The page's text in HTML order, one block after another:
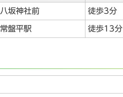
八坂神社前 徒歩3分
常盤平駅 徒歩13分